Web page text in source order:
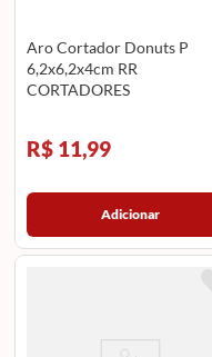
Aro Cortador Donuts P
6,2x6,2x4cm RR
CORTADORES
R$ 11,99
Adicionar